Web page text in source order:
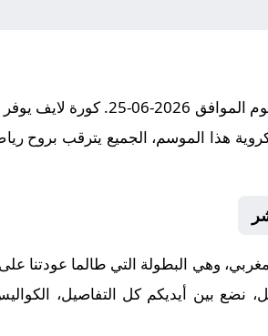
مباراة اتحاد يعقوب المنصور و الرجاء
هذا الموسم، الجميع يترقب بروح
وهي البطولة التي طالما عودتنا على
نضع بين أيديكم كل التفاصيل،